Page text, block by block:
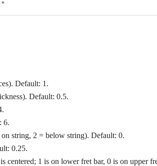
Default: 1.
Default: 0.5.
6.
string, 2 = below string). Default: 0.
0.25.
centered; 1 is on lower fret bar, 0 is on upper